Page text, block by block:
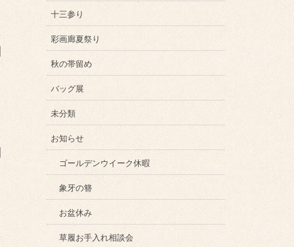
十三参り
彩画廊夏祭り
秋の帯留め
バッグ展
未分類
お知らせ
ゴールデンウイーク休暇
象牙の簪
お盆休み
草履お手入れ相談会